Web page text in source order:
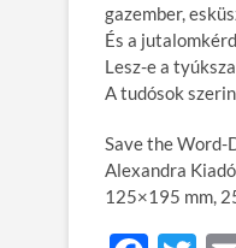
gazember,
És a
Lesz-e a
A tudósok
Save the Word-
Alexandra
125×195 mm,